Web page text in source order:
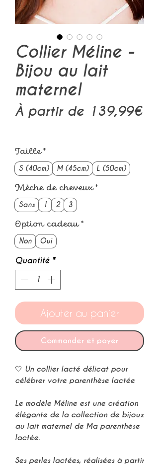
Collier Méline -
Bijou au lait
maternel
À partir de 139,99€
Taille *
S (40cm) M (45cm) L (50cm)
Mèche de cheveux *
Sans 1 2 3
Option cadeau *
Non Oui
Quantité *
Ajouter au panier
Commander et payer
🤍 Un collier lacté délicatpour
célébrer votre parenthèse lactée
Le modèle Méline est une création
élégante de la collection de bijoux
au lait maternelde Ma parenthèse
lactée.
Ses perles lactées, réalisées à partir